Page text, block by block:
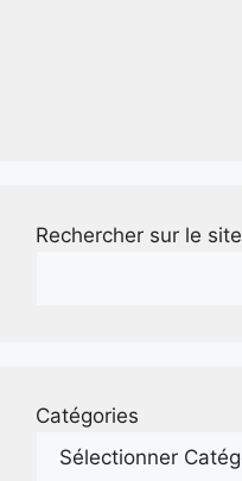
Rechercher sur le site
Catégories